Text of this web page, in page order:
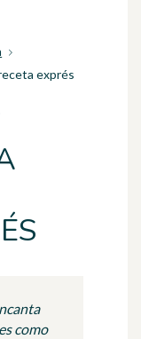
exprés
como